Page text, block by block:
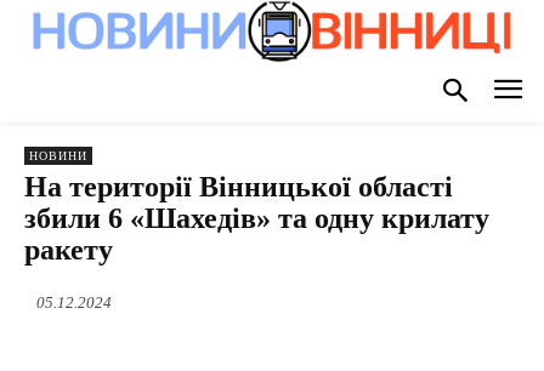
НОВИНИ
На території Вінницької області
збили 6 «Шахедів» та одну крилату
ракету
05.12.2024